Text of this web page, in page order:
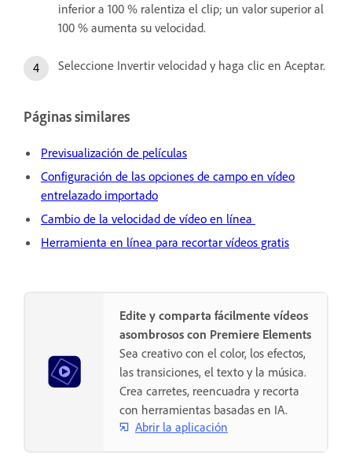
inferior a 100 % ralentiza el clip; un valor superior al
100 % aumenta su velocidad.
Seleccione Invertir velocidad y haga clic en Aceptar.
Páginas similares
Previsualización de películas
Configuración de las opciones de campo en vídeo
entrelazado importado
Cambio de la velocidad de vídeo en línea
Herramienta en línea para recortar vídeos gratis
Edite y comparta fácilmente vídeos
asombrosos con Premiere Elements
Sea creativo con el color, los efectos,
las transiciones, el texto y la música.
Crea carretes, reencuadra y recorta
con herramientas basadas en IA.
Abrir la aplicación